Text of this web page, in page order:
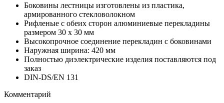
Боковины лестницы изготовлены из пластика,
армированного стекловолокном
Рифленые с обеих сторон алюминиевые перекладины
размером 30 х 30 мм
Высокопрочное соединение перекладин с боковинами
Наружная ширина: 420 мм
Полностью диэлектрические изделия поставляются под
заказ
DIN-DS/EN 131
Комментарий